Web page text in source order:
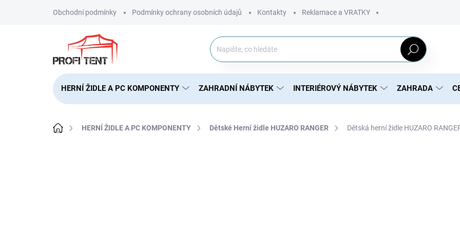
Obchodní podmínky Podmínky ochrany osobních údajů Kontakty Reklamace a VRATKY
Hledat
HERNÍ ŽIDLE A PC KOMPONENTY ZAHRADNÍ NÁBYTEK INTERIÉROVÝ NÁBYTEK ZAHRADA
Domů HERNÍ ŽIDLE A PC KOMPONENTY Dětské Herní židle HUZARO RANGER Dětská herní židle HUZARO